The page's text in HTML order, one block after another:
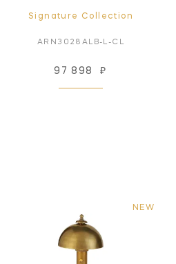
Signature Collection
ARN3028ALB-L-CL
97 898 ₽
NEW